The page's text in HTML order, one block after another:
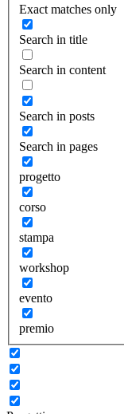
Exact matches only
Search in title
Search in content
Search in posts
Search in pages
progetto
corso
stampa
workshop
evento
premio